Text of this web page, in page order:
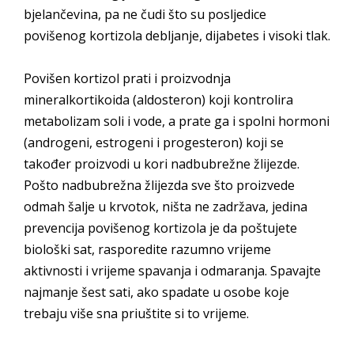
bjelančevina, pa ne čudi što su posljedice
povišenog kortizola debljanje, dijabetes i visoki tlak.
Povišen kortizol prati i proizvodnja
mineralkortikoida (aldosteron) koji kontrolira
metabolizam soli i vode, a prate ga i spolni hormoni
(androgeni, estrogeni i progesteron) koji se
također proizvodi u kori nadbubrežne žlijezde.
Pošto nadbubrežna žlijezda sve što proizvede
odmah šalje u krvotok, ništa ne zadržava, jedina
prevencija povišenog kortizola je da poštujete
biološki sat, rasporedite razumno vrijeme
aktivnosti i vrijeme spavanja i odmaranja. Spavajte
najmanje šest sati, ako spadate u osobe koje
trebaju više sna priuštite si to vrijeme.